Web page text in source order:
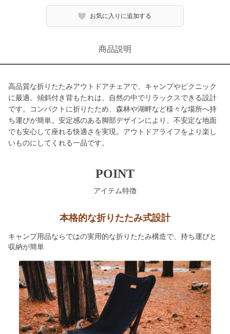
お気に入りに追加する
商品説明
高品質な折りたたみアウトドアチェアで、キャンプやピクニック
に最適。傾斜付き背もたれは、自然の中でリラックスできる設計
です。コンパクトに折りたため、森林や湖畔など様々な場所へ持
ち運びが簡単。安定感のある脚部デザインにより、不安定な地面
でも安心して座れる快適さを実現。アウトドアライフをより楽し
いものにしてくれる一品です。
POINT
アイテム特徴
本格的な折りたたみ式設計
キャンプ用品ならではの実用的な折りたたみ構造で、持ち運びと
収納が簡単